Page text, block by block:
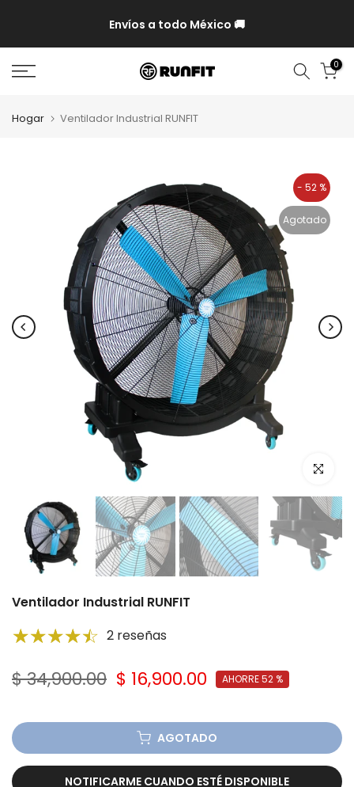
Envíos a todo México 🚚
0
Hogar Ventilador Industrial RUNFIT
- 52 %
Agotado
Click
Ventilador Industrial RUNFIT
2 reseñas
$ 34,900.00 $ 16,900.00 AHORRE 52 %
AGOTADO
NOTIFICARME CUANDO ESTÉ DISPONIBLE